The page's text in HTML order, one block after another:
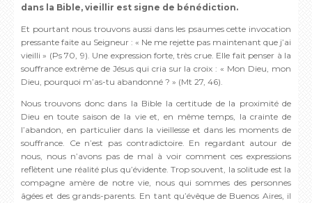
dans la Bible, vieillir est signe de bénédiction.
Et pourtant nous trouvons aussi dans les psaumes cette invocation
pressante faite au Seigneur : « Ne me rejette pas maintenant que j’ai
vieilli » (Ps 70, 9). Une expression forte, très crue. Elle fait penser à la
souffrance extrême de Jésus qui cria sur la croix : « Mon Dieu, mon
Dieu, pourquoi m’as-tu abandonné ? » (Mt 27, 46).
Nous trouvons donc dans la Bible la certitude de la proximité de
Dieu en toute saison de la vie et, en même temps, la crainte de
l’abandon, en particulier dans la vieillesse et dans les moments de
souffrance. Ce n’est pas contradictoire. En regardant autour de
nous, nous n’avons pas de mal à voir comment ces expressions
reflètent une réalité plus qu’évidente. Trop souvent, la solitude est la
compagne amère de notre vie, nous qui sommes des personnes
âgées et des grands-parents. En tant qu’évêque de Buenos Aires, il